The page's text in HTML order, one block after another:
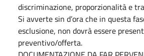
discriminazione, proporzionalità e
Si avverte sin d’ora che in questa
esclusione, non dovrà essere
preventivo/offerta.